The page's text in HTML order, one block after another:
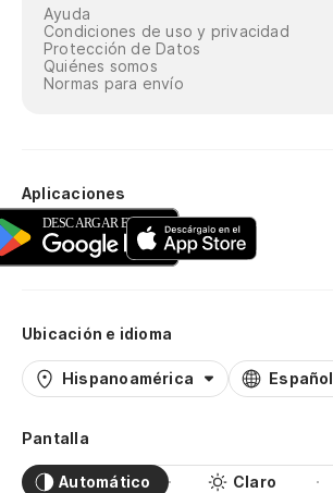
Ayuda
Condiciones de uso y privacidad
Protección de Datos
Quiénes somos
Normas para envío
Aplicaciones
Ubicación e idioma
Hispanoamérica Español
Pantalla
Automático Claro